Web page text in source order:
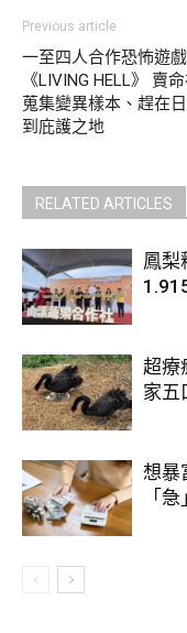
待」、「這狀態好美
嗎」，不過，瑪丹娜
感照提出疑問，「這
論。
67歲流行天后瑪丹娜
引發外界擔憂，近期
將在明（2026）年推
Previous article
一至四人合作恐怖遊戲
《LIVING HELL》 賣
蒐集變異樣本、趕在
到庇護之地
RELATED ARTICLES
鳳梨
超療
家五
想暴
「